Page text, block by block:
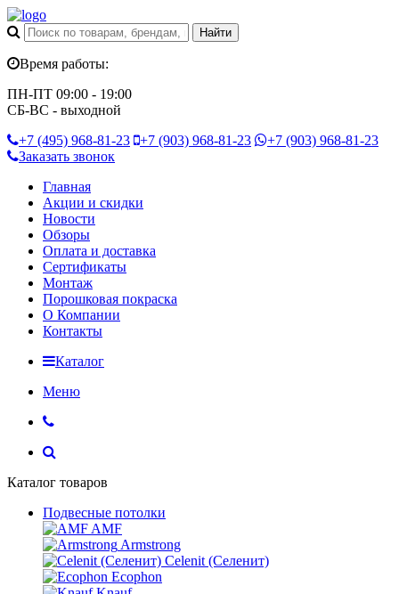
Время работы:
ПН-ПТ 09:00 - 19:00
СБ-ВС - выходной
+7 (495) 968-81-23 +7 (903) 968-81-23 +7 (903) 968-81-23
Заказать звонок
Главная
Акции и скидки
Новости
Обзоры
Оплата и доставка
Сертификаты
Монтаж
Порошковая покраска
О Компании
Контакты
Каталог
Меню
Каталог товаров
Подвесные потолки
AMF
Armstrong
Celenit (Селенит)
Ecophon